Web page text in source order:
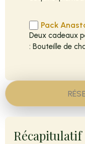
Pack
Deux cadeaux
: Bouteille de
Récapitulatif